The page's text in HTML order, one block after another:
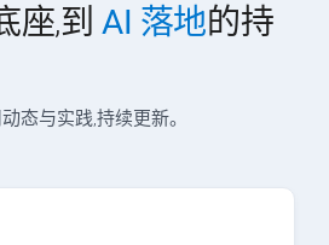
座,到AI 落地的持
态与实践,持续更新。